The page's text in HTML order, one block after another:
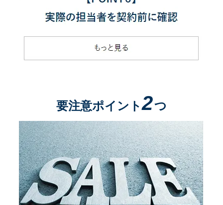
要注意ポイント2つ